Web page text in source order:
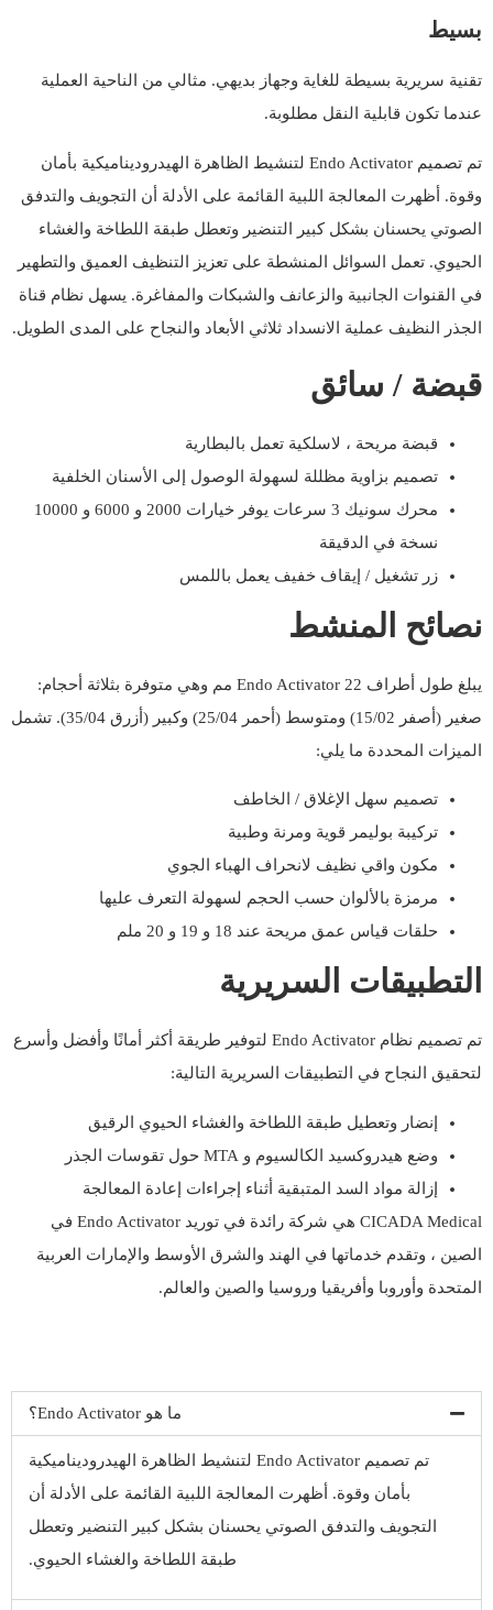
بسيط
تقنية سريرية بسيطة للغاية وجهاز بديهي. مثالي من الناحية العملية
عندما تكون قابلية النقل مطلوبة.
تم تصميم Endo Activator لتنشيط الظاهرة الهيدروديناميكية بأمان
وقوة. أظهرت المعالجة اللبية القائمة على الأدلة أن التجويف والتدفق
الصوتي يحسنان بشكل كبير التنضير وتعطل طبقة اللطاخة والغشاء
الحيوي. تعمل السوائل المنشطة على تعزيز التنظيف العميق والتطهير
في القنوات الجانبية والزعانف والشبكات والمفاغرة. يسهل نظام قناة
الجذر النظيف عملية الانسداد ثلاثي الأبعاد والنجاح على المدى الطويل.
قبضة / سائق
قبضة مريحة ، لاسلكية تعمل بالبطارية
تصميم بزاوية مظللة لسهولة الوصول إلى الأسنان الخلفية
محرك سونيك 3 سرعات يوفر خيارات 2000 و 6000 و 10000
نسخة في الدقيقة
زر تشغيل / إيقاف خفيف يعمل باللمس
نصائح المنشط
يبلغ طول أطراف Endo Activator 22 مم وهي متوفرة بثلاثة أحجام:
صغير (أصفر 15/02) ومتوسط (أحمر 25/04) وكبير (أزرق 35/04). تشمل
الميزات المحددة ما يلي:
تصميم سهل الإغلاق / الخاطف
تركيبة بوليمر قوية ومرنة وطبية
مكون واقي نظيف لانحراف الهباء الجوي
مرمزة بالألوان حسب الحجم لسهولة التعرف عليها
حلقات قياس عمق مريحة عند 18 و 19 و 20 ملم
التطبيقات السريرية
تم تصميم نظام Endo Activator لتوفير طريقة أكثر أمانًا وأفضل وأسرع
لتحقيق النجاح في التطبيقات السريرية التالية:
إنضار وتعطيل طبقة اللطاخة والغشاء الحيوي الرقيق
وضع هيدروكسيد الكالسيوم و MTA حول تقوسات الجذر
إزالة مواد السد المتبقية أثناء إجراءات إعادة المعالجة
CICADA Medical هي شركة رائدة في توريد Endo Activator في
الصين ، وتقدم خدماتها في الهند والشرق الأوسط والإمارات العربية
المتحدة وأوروبا وأفريقيا وروسيا والصين والعالم.
ما هو Endo Activator؟
تم تصميم Endo Activator لتنشيط الظاهرة الهيدروديناميكية
بأمان وقوة. أظهرت المعالجة اللبية القائمة على الأدلة أن
التجويف والتدفق الصوتي يحسنان بشكل كبير التنضير وتعطل
طبقة اللطاخة والغشاء الحيوي.